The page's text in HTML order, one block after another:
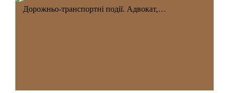
Дорожньо-транспортні події. Адвокат,…